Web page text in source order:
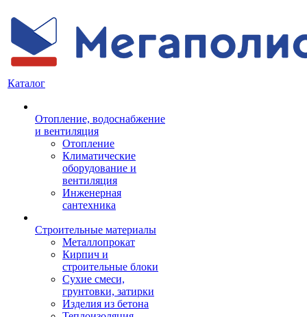
Каталог
Отопление, водоснабжение
и вентиляция
Отопление
Климатические
оборудование и
вентиляция
Инженерная
сантехника
Строительные материалы
Металлопрокат
Кирпич и
строительные блоки
Сухие смеси,
грунтовки, затирки
Изделия из бетона